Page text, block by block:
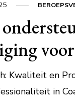
Kwaliteit en
in